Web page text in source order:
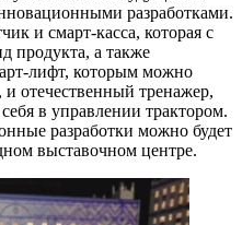
разработками.
и смарт-касса, которая с
продукта, а также
лифт, которым можно
отечественный тренажер,
в управлении трактором.
разработки можно будет
выставочном центре.